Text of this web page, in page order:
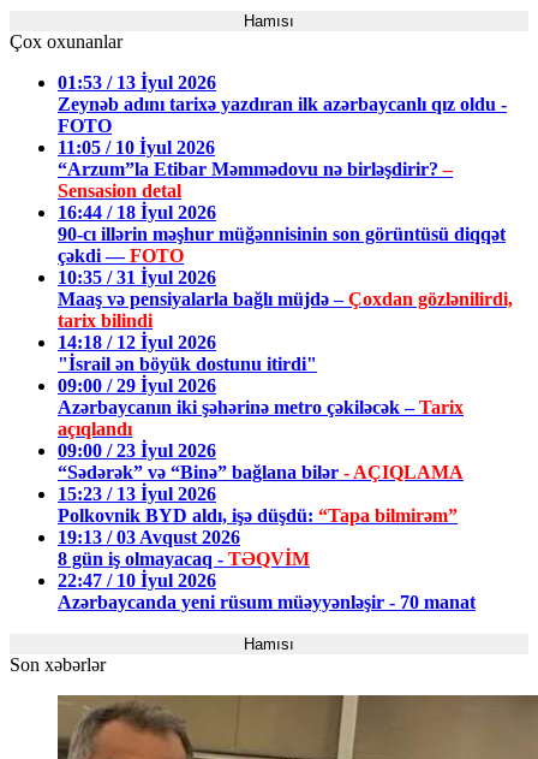
Hamısı
Çox oxunanlar
01:53 / 13 İyul 2026
Zeynəb adını tarixə yazdıran ilk azərbaycanlı qız oldu -
FOTO
11:05 / 10 İyul 2026
“Arzum”la Etibar Məmmədovu nə birləşdirir?–
Sensasion detal
16:44 / 18 İyul 2026
90-cı illərin məşhur müğənnisinin son görüntüsü diqqət
çəkdi —FOTO
10:35 / 31 İyul 2026
Maaş və pensiyalarla bağlı müjdə –Çoxdan gözlənilirdi,
tarix bilindi
14:18 / 12 İyul 2026
"İsrail ən böyük dostunu itirdi"
09:00 / 29 İyul 2026
Azərbaycanın iki şəhərinə metro çəkiləcək –Tarix
açıqlandı
09:00 / 23 İyul 2026
“Sədərək” və “Binə” bağlana bilər - AÇIQLAMA
15:23 / 13 İyul 2026
Polkovnik BYD aldı, işə düşdü: “Tapa bilmirəm”
19:13 / 03 Avqust 2026
8 gün iş olmayacaq - TƏQVİM
22:47 / 10 İyul 2026
Azərbaycanda yeni rüsum müəyyənləşir - 70 manat
Hamısı
Son xəbərlər